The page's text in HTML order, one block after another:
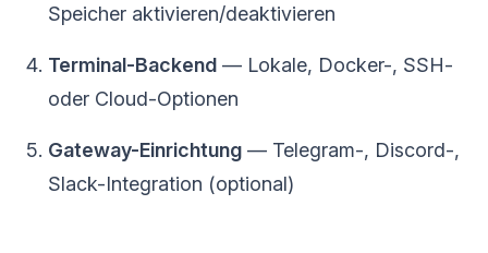
Speicher aktivieren/deaktivieren
Terminal-Backend — Lokale, Docker-, SSH-
oder Cloud-Optionen
Gateway-Einrichtung — Telegram-, Discord-,
Slack-Integration (optional)